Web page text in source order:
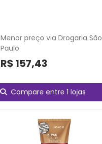
Menor preço via Drogaria São
Paulo
R$ 157,43
Compare entre 1 lojas